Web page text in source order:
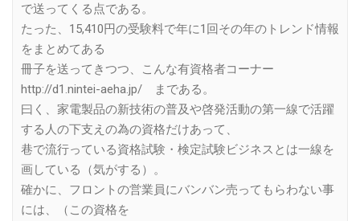
で送ってくる点である。
たった、15,410円の受験料で年に1回その年のトレンド情報
をまとめてある
冊子を送ってきつつ、こんな有資格者コーナー
http://d1.nintei-aeha.jp/ まである。
曰く、家電製品の新技術の普及や啓発活動の第一線で活躍
する人の下支えの為の資格だけあって、
巷で流行っている資格試験・検定試験ビジネスとは一線を
画している（気がする）。
確かに、フロントの営業員にバンバン売ってもらわない事
には、（この資格を